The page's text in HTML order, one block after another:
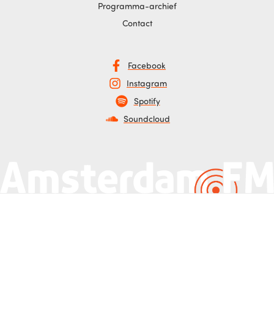
Programma-archief
Contact
Facebook
Instagram
Spotify
Soundcloud